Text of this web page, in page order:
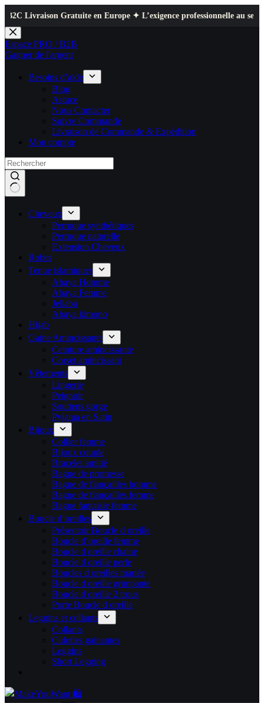
Gratuite en Europe ✦ L’exigence professionnelle au service de
Passer
au
contenu
Espace PRO / B2B
Gagner de l'argent
Besoins d’aide
Blog
Astuce
Nous Contacter
Suivre Commande
Livraison de Commande & Expédition
Mon compte
Cheveux
Perruque synthétiques
Perruque naturelle
Extension Cheveux
Robes
Tenue islamiques
Abaya Homme
Abaya Femme
Jellaba
Abaya kimono
Hijab
Gaine Amincissante
Ceinture amincissante
Corset amincissant
Vêtements
Lingerie
Peignoir
Soutiens gorge
Pyjama en Satin
Bijoux
Collier femme
Bijoux couple
Bracelet amitié
Bague de promesse
Bague de fiançailles homme
Bague de fiançailles femme
Bague fantaisie femme
Boucle d’oreilles
Présentoir Boucle d oreille
Boucle d’oreille femme
Boucle d oreille chaine
Boucle d oreille perle
Boucles d oreilles mariée
Boucle d oreille grimpante
Boucle d oreille 2 trous
Porte Boucle d oreille
Leggins et collants
Collants
Culottes gainantes
Leggins
Short Legging